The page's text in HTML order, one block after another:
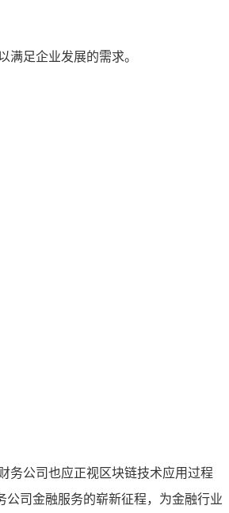
足企业发展的需求。
务公司也应正视区块链技术应用过程
司金融服务的崭新征程，为金融行业